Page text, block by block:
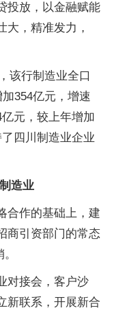
投放，以金融赋能
大，精准发力，
该行制造业全口
354亿元，增速
元，较上年增加
四川制造业企业
造业
合作的基础上，建
商引资部门的常态
对接会，客户沙
新联系，开展新合